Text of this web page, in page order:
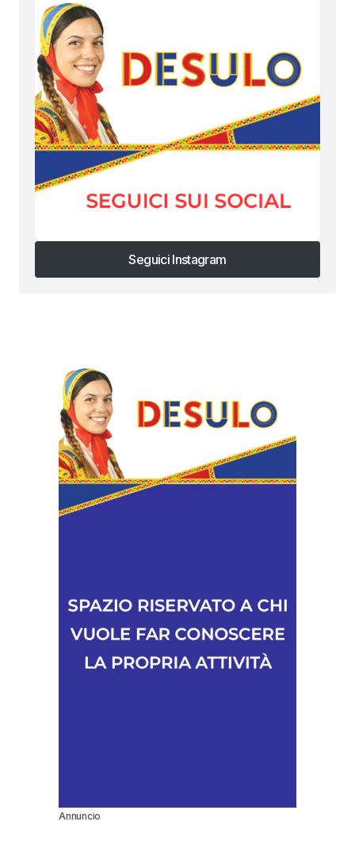
Seguici Instagram
Seguici Instagram
Annuncio